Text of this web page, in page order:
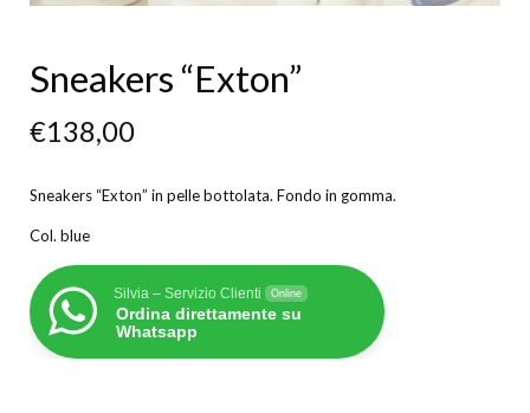
Sneakers “Exton”
€138,00
Sneakers “Exton” in pelle bottolata. Fondo in gomma.
Col. blue
Silvia – Servizio Clienti Online
Ordina direttamente su
Whatsapp